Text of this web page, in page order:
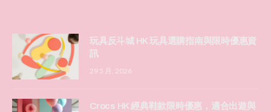
玩具反斗城 HK 玩具選購指南與限時優惠資
訊
29 5 月, 2026
Crocs HK 經典鞋款限時優惠，適合出遊與